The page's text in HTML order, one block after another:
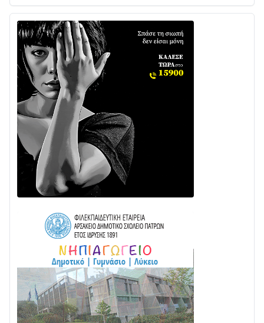
Διαβάστε την «Ναυπακτία» που κυκλοφορεί
31/07 • 08:16
Δωρίδα για Όλους: «Καμία εκχώρηση των νερών
στην ΕΥΔΑΠ»
28/07 • 21:46
Διαβάστε την «Ναυπακτία» που κυκλοφορεί
24/07 • 11:31
ΕΚΤΑΚΤΟ – ΝΑΥΠΑΚΤΙΑ: ΣΥΝΑΓΕΡΜΟΣ ΣΤΗΝ
ΠΥΡΟΣΒΕΣΤΙΚΗ ΓΙΑ ΦΩΤΙΑ ΣΤΟΝ ΑΓΙΟ ΗΛΙΑ ΠΡΙΝ ΤΗ
ΓΡΑΝΙΤΣΑ
24/07 • 11:03
ΤΟ ΠΑΡΤΥ ΣΥΝΕΧΙΖΕΤΑΙ…
Στο σκοτάδι μεγάλο μέρος στο Λυγιά Ναυπάκτου
04/08 • 19:47
Σε τροχιά υλοποίησης η Παράκαμψη του Κέντρου
της Ναυπάκτου
04/08 • 12:08
Σε φουλ ρυθμούς το τμήμα Βόνιτσα – Άγιος Νικόλαος
| Αυτοψία Καββαδά